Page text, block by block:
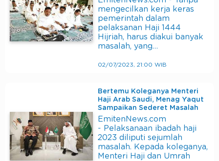
mengecilkan kerja keras
pemerintah dalam
pelaksanan Haji 1444
Hijriah, harus diakui banyak
masalah, yang…
02/07/2023, 21:00 WIB
Bertemu Koleganya Menteri
Haji Arab Saudi, Menag Yaqut
Sampaikan Sederet Masalah
EmitenNews.com
- Pelaksanaan ibadah haji
2023 diliputi sejumlah
masalah. Kepada koleganya,
Menteri Haji dan Umrah